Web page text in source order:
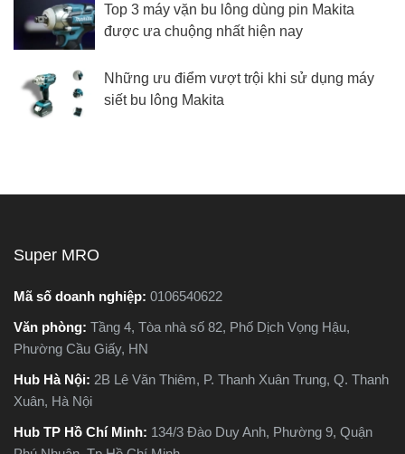
Top 3 máy vặn bu lông dùng pin Makita
được ưa chuộng nhất hiện nay
Những ưu điểm vượt trội khi sử dụng máy
siết bu lông Makita
Super MRO
Mã số doanh nghiệp: 0106540622
Văn phòng: Tầng 4, Tòa nhà số 82, Phố Dịch Vọng Hậu,
Phường Cầu Giấy, HN
Hub Hà Nội: 2B Lê Văn Thiêm, P. Thanh Xuân Trung, Q. Thanh
Xuân, Hà Nội
Hub TP Hồ Chí Minh: 134/3 Đào Duy Anh, Phường 9, Quận